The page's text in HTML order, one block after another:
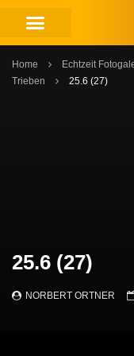
Home Echtzeit
Trieben
25.6 (27)
25.6 (27)
NORBERT ORTNER